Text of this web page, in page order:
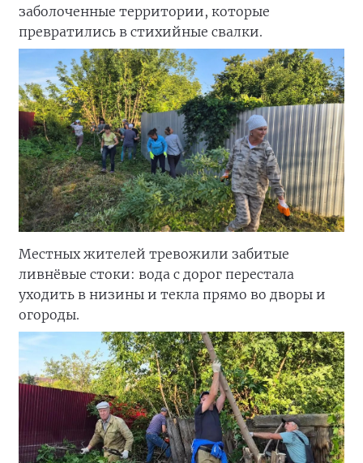
заболоченные территории, которые
превратились в стихийные свалки.
Местных жителей тревожили забитые
ливнёвые стоки: вода с дорог перестала
уходить в низины и текла прямо во дворы и
огороды.